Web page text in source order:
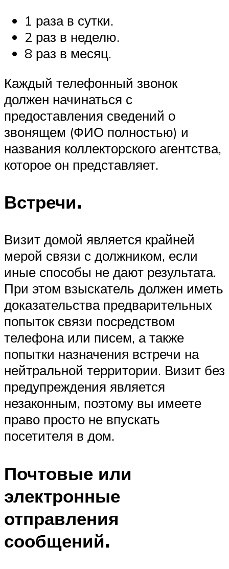
1 раза в сутки.
2 раз в неделю.
8 раз в месяц.
Каждый телефонный звонок
должен начинаться с
предоставления сведений о
звонящем (ФИО полностью) и
названия коллекторского агентства,
которое он представляет.
Встречи.
Визит домой является крайней
мерой связи с должником, если
иные способы не дают результата.
При этом взыскатель должен иметь
доказательства предварительных
попыток связи посредством
телефона или писем, а также
попытки назначения встречи на
нейтральной территории. Визит без
предупреждения является
незаконным, поэтому вы имеете
право просто не впускать
посетителя в дом.
Почтовые или
электронные
отправления
сообщений.